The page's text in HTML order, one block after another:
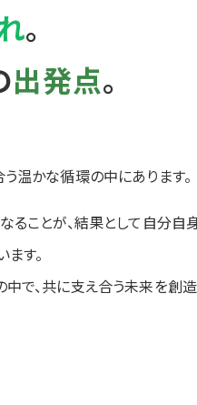
。
出発点。
温かな循環の中にあります。
ることが、結果として自分自
す。
で、共に支え合う未来を創